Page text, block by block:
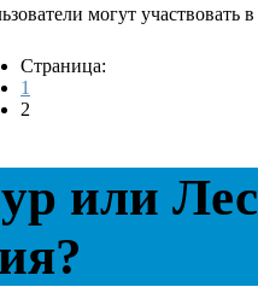
могут участвовать
Страница:
1
2